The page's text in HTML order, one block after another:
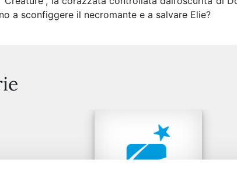
a sconfiggere il necromante e a salvare Elie?